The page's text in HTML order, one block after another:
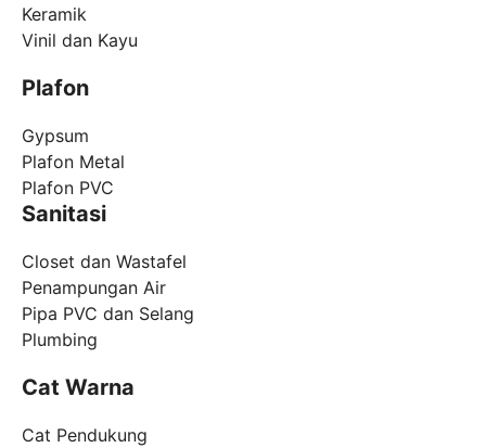
Keramik
Vinil dan Kayu
Plafon
Gypsum
Plafon Metal
Plafon PVC
Sanitasi
Closet dan Wastafel
Penampungan Air
Pipa PVC dan Selang
Plumbing
Cat Warna
Cat Pendukung